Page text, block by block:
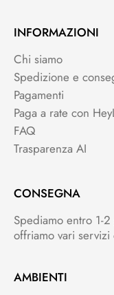
INFORMAZIONI
Chi siamo
Spedizione e
Pagamenti
Paga a rate con
FAQ
Trasparenza AI
CONSEGNA
Spediamo entro 1-
offriamo vari
AMBIENTI